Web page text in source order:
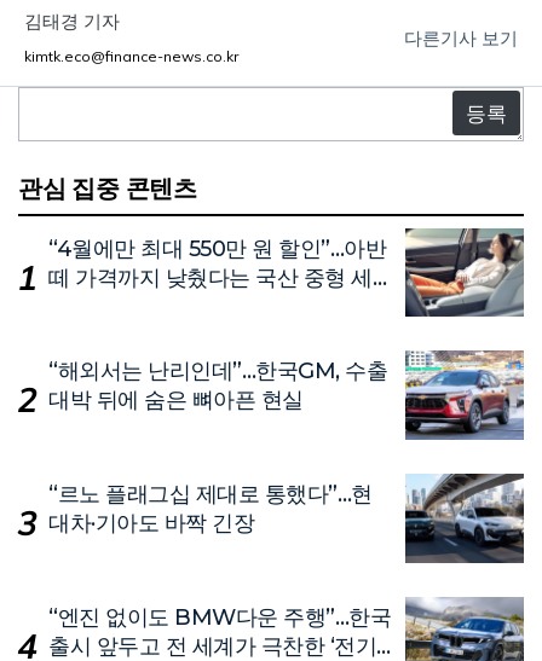
김태경 기자
kimtk.eco@finance-news.co.kr
다른기사 보기
글
관심 집중 콘텐츠
“4월에만 최대 550만 원 할인”…아반
떼 가격까지 낮췄다는 국산 중형 세
“해외서는 난리인데”…한국GM, 수출
대박 뒤에 숨은 뼈아픈 현실
“르노 플래그십 제대로 통했다”…현
대차·기아도 바짝 긴장
“엔진 없이도 BMW다운 주행”…한국
출시 앞두고 전 세계가 극찬한 ‘전기